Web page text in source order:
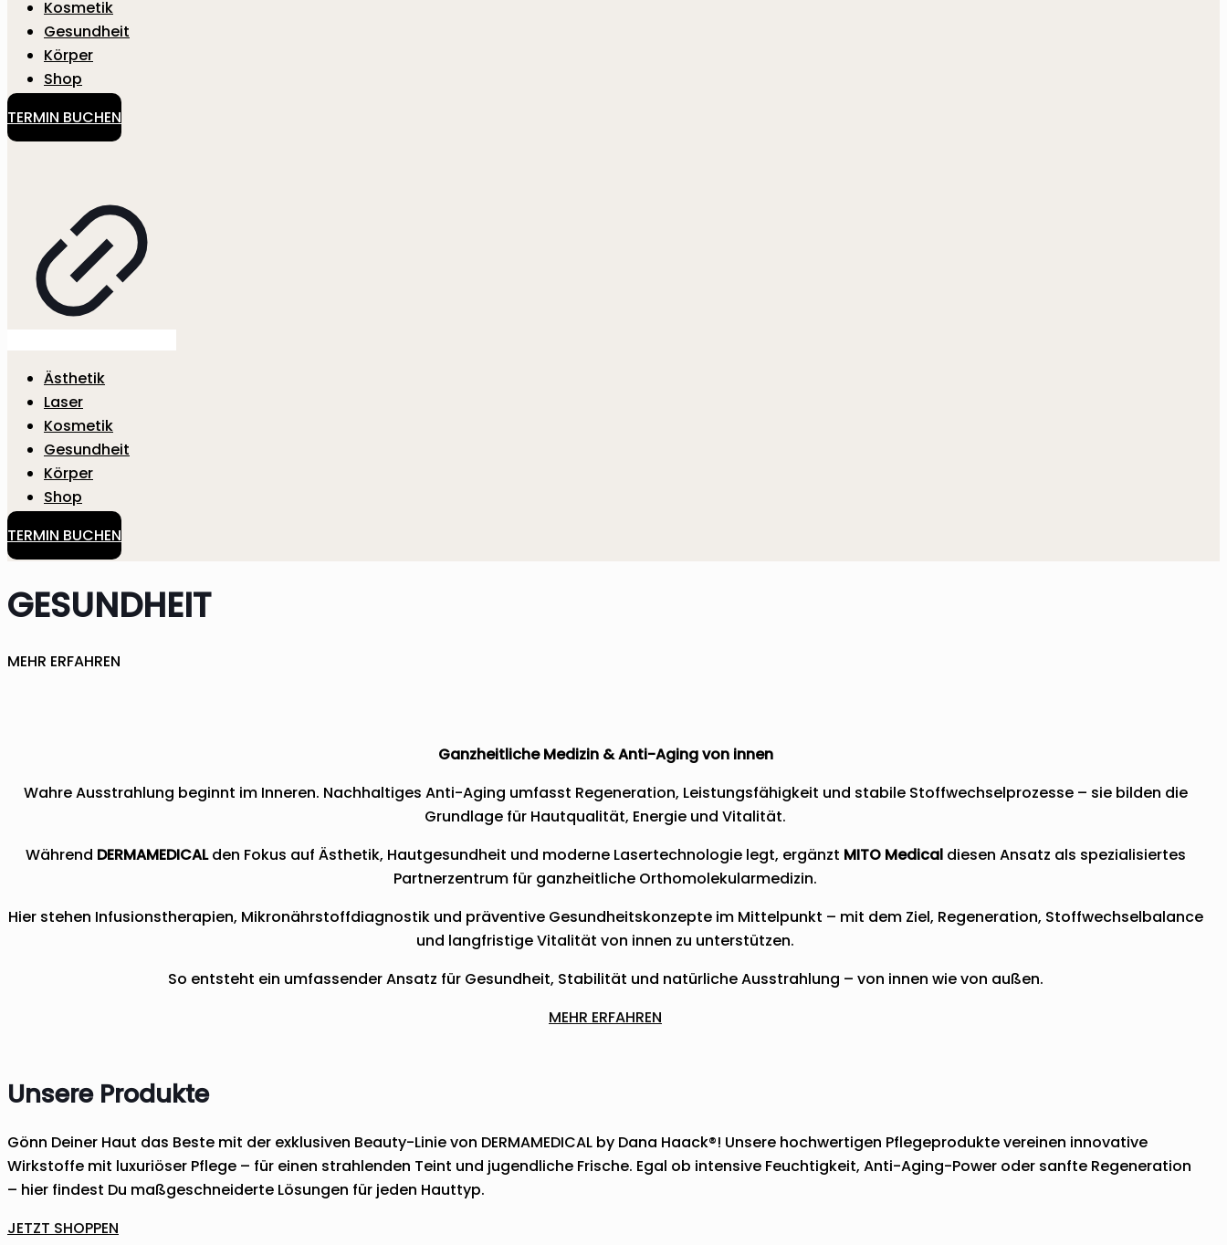
Kosmetik
Gesundheit
Körper
Shop
TERMIN BUCHEN
Ästhetik
Laser
Kosmetik
Gesundheit
Körper
Shop
TERMIN BUCHEN
GESUNDHEIT
MEHR ERFAHREN
Ganzheitliche Medizin & Anti-Aging von innen
Wahre Ausstrahlung beginnt im Inneren. Nachhaltiges Anti-Aging umfasst Regeneration, Leistungsfähigkeit und stabile Stoffwechselprozesse – sie bilden die
Grundlage für Hautqualität, Energie und Vitalität.
Während DERMAMEDICALden Fokus auf Ästhetik, Hautgesundheit und moderne Lasertechnologie legt, ergänzt MITO Medicaldiesen Ansatz als spezialisiertes
Partnerzentrum für ganzheitliche Orthomolekularmedizin.
Hier stehen Infusionstherapien, Mikronährstoffdiagnostik und präventive Gesundheitskonzepte im Mittelpunkt – mit dem Ziel, Regeneration, Stoffwechselbalance
und langfristige Vitalität von innen zu unterstützen.
So entsteht ein umfassender Ansatz für Gesundheit, Stabilität und natürliche Ausstrahlung – von innen wie von außen.
MEHR ERFAHREN
Unsere Produkte
Gönn Deiner Haut das Beste mit der exklusiven Beauty-Linie von DERMAMEDICAL by Dana Haack®! Unsere hochwertigen Pflegeprodukte vereinen innovative
Wirkstoffe mit luxuriöser Pflege – für einen strahlenden Teint und jugendliche Frische. Egal ob intensive Feuchtigkeit, Anti-Aging-Power oder sanfte Regeneration
– hier findest Du maßgeschneiderte Lösungen für jeden Hauttyp.
JETZT SHOPPEN